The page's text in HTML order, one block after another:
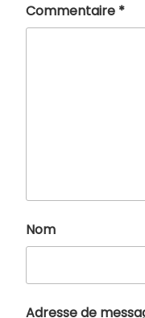
Commentaire *
Nom
Adresse de